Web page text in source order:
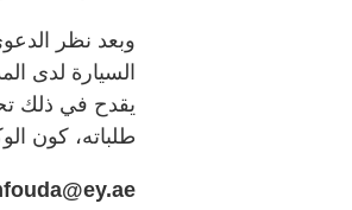
وبعد نظر
السيارة لدى
يقدح في ذلك
طلباته، كون